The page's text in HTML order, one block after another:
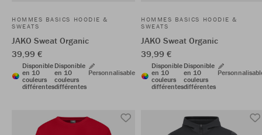
HOMMES BASICS HOODIE &
SWEATS
JAKO Sweat Organic
39,99 €
Disponible
en 10
couleurs
différentes
Disponible
en 10
couleurs
différentes
Personnalisable
HOMMES BASICS HOODIE &
SWEATS
JAKO Sweat Organic
39,99 €
Disponible
en 10
couleurs
différentes
Disponible
en 10
couleurs
différentes